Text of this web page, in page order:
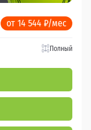
от 14 544 ₽/мес
Полный